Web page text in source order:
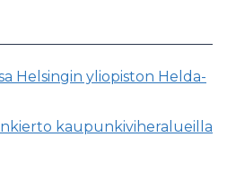
Helsingin yliopiston Helda-
kaupunkiviheralueilla